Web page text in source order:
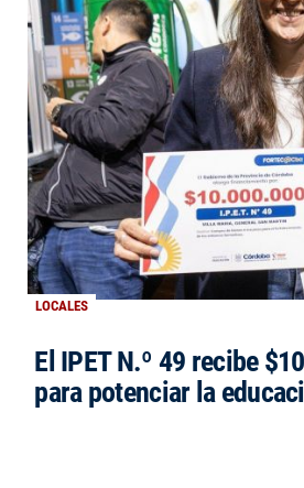
LOCALES
El IPET N.º 49 recibe
para potenciar la